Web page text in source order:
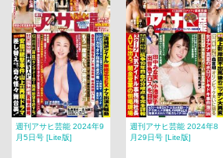
週刊アサヒ芸能 2024年9
月5日号 [Lite版]
週刊アサヒ芸能 2024年8
月29日号 [Lite版]